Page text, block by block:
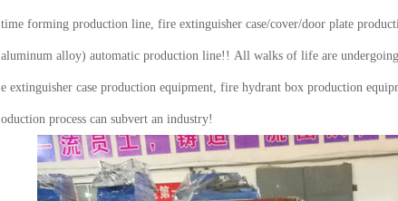
time forming production line, fire extinguisher case/cover/door plate
aluminum alloy) automatic production line!! All walks of life are
e extinguisher case production equipment, fire hydrant box production
oduction process can subvert an industry!